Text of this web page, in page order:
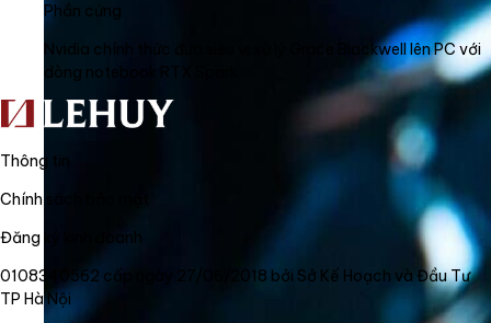
Phần cứng
Nvidia chính thức đưa siêu vi xử lý Grace Blackwell lên PC với
dòng notebook RTX Spark
Thông tin
Chính sách bảo mật
Đăng ký kinh doanh
0108340562 cấp ngày 27/06/2018 bởi Sở Kế Hoạch và Đầu Tư
TP Hà Nội